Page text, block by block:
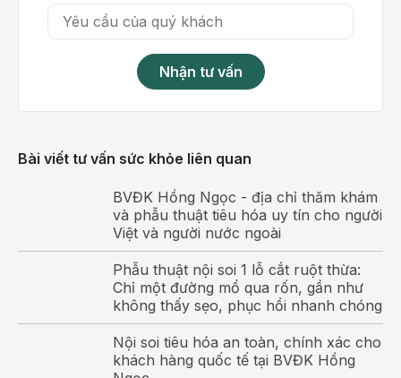
Xét nghiệm chức năng gan giúp phát hiện bệnh sớm
Các trường hợp nên thực hiện xét nghiệm
chức năng gan
Các trường hợp cần thực hiện xét nghiệm chức năng
gan để đánh giá tình trạng sức khỏe của gan bao
gồm:
Kiểm tra tổn thương gan do virus gây ra như virus
,viêm gan C…
Theo dõi tác dụng phụ của một số loại thuốc ảnh
hưởng đến gan.
Nhận tư vấn
Bài viết tư vấn sức khỏe liên quan
BVĐK Hồng Ngọc - địa chỉ thăm khám
và phẫu thuật tiêu hóa uy tín cho người
Việt và người nước ngoài
Phẫu thuật nội soi 1 lỗ cắt ruột thừa:
Chỉ một đường mổ qua rốn, gần như
không thấy sẹo, phục hồi nhanh chóng
Nội soi tiêu hóa an toàn, chính xác cho
khách hàng quốc tế tại BVĐK Hồng